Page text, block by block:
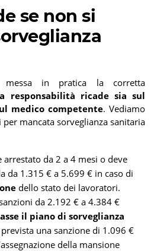
se non si
messa in pratica la corretta
responsabilità ricade sia sul
medico competente. Vediamo
mancata sorveglianza sanitaria
arrestato da 2 a 4 mesi o deve
da 1.315 € a 5.699 € in caso di
dello stato dei lavoratori.
da 2.192 € a 4.384 €
il piano di sorveglianza
una sanzione di 1.096 €
della mansione